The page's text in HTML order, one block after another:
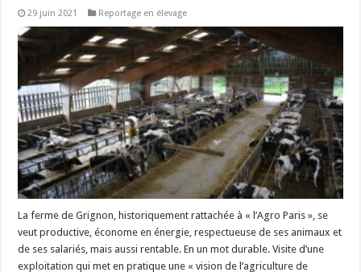
29 juin 2021 Reportage en élevage
La ferme de Grignon, historiquement rattachée à « l’Agro Paris », se
veut productive, économe en énergie, respectueuse de ses animaux et
de ses salariés, mais aussi rentable. En un mot durable. Visite d’une
exploitation qui met en pratique une « vision de l’agriculture de